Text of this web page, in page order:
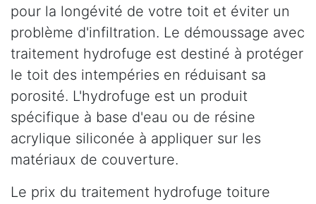
pour la longévité de votre toit et éviter un
problème d'infiltration. Le démoussage avec
traitement hydrofuge est destiné à protéger
le toit des intempéries en réduisant sa
porosité. L'hydrofuge est un produit
spécifique à base d'eau ou de résine
acrylique siliconée à appliquer sur les
matériaux de couverture.
Le prix du traitement hydrofuge toiture